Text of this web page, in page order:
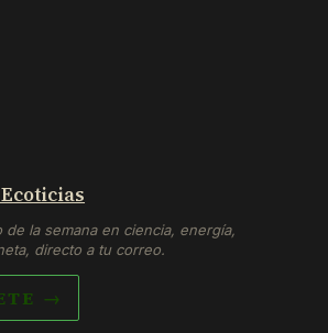
de la semana en ciencia, energía,
directo a tu correo.
→